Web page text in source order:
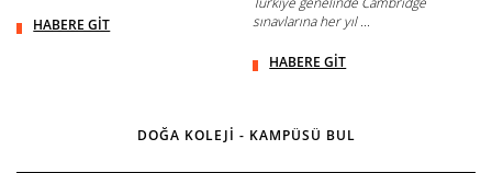
HABERE GİT
sınavlarına her yıl ...
HABERE GİT
DOĞA KOLEJİ - KAMPÜSÜ BUL